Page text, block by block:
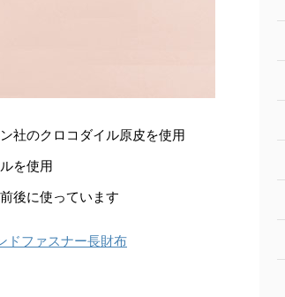
社のクロコダイル原皮を使用
を使用
後に使っています
ファスナー長財布